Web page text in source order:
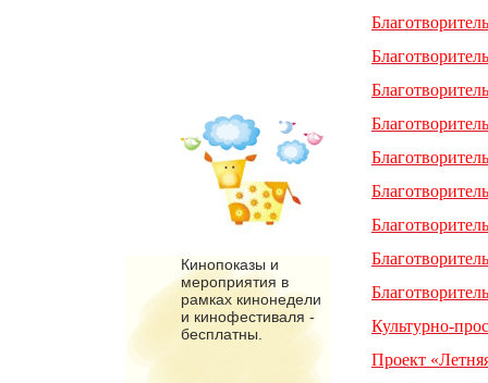
Кинопоказы и
мероприятия в
рамках кинонедели
и кинофестиваля -
бесплатны.
Культурно-
Проект